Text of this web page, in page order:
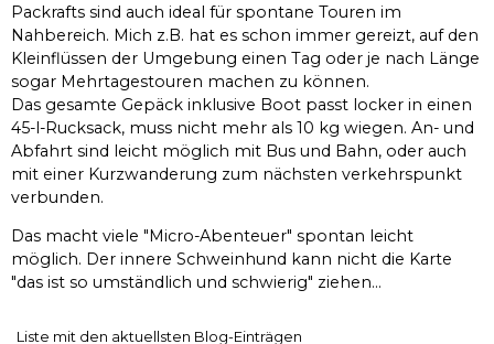
Packrafts sind auch ideal für spontane Touren im
Nahbereich. Mich z.B. hat es schon immer gereizt, auf den
Kleinflüssen der Umgebung einen Tag oder je nach Länge
sogar Mehrtagestouren machen zu können.
Das gesamte Gepäck inklusive Boot passt locker in einen
45-l-Rucksack, muss nicht mehr als 10 kg wiegen. An- und
Abfahrt sind leicht möglich mit Bus und Bahn, oder auch
mit einer Kurzwanderung zum nächsten verkehrspunkt
verbunden.
Das macht viele "Micro-Abenteuer" spontan leicht
möglich. Der innere Schweinhund kann nicht die Karte
"das ist so umständlich und schwierig" ziehen...
Liste mit den aktuellsten Blog-Einträgen